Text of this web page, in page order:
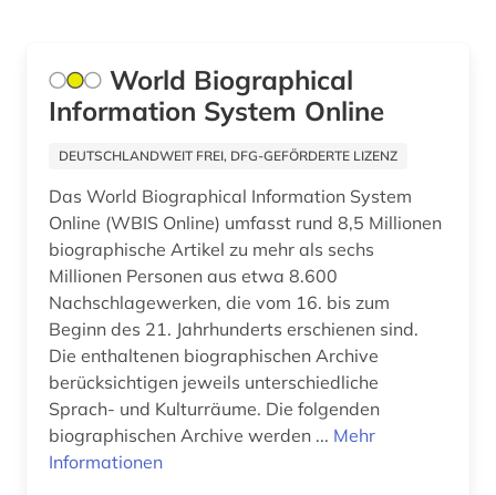
baltikum (1)
bands (1)
basel (1)
bauhaus (1)
bayerisch-schwaben (1)
bayern (9)
beamter (1)
beethoven (1)
Finnland (5)
Frankreich (7)
Gibraltar (1)
Griechenland (1)
Griechenland (Altertum) (1)
Großbritannien (19)
Hamburg (4)
Hessen (3)
Irland (6)
World Biographical
Information System Online
DEUTSCHLANDWEIT FREI, DFG-GEFÖRDERTE LIZENZ
Das World Biographical Information System
Online (WBIS Online) umfasst rund 8,5 Millionen
biographische Artikel zu mehr als sechs
Millionen Personen aus etwa 8.600
Nachschlagewerken, die vom 16. bis zum
Beginn des 21. Jahrhunderts erschienen sind.
Die enthaltenen biographischen Archive
berücksichtigen jeweils unterschiedliche
Sprach- und Kulturräume. Die folgenden
biographischen Archive werden ... Mehr
Informationen